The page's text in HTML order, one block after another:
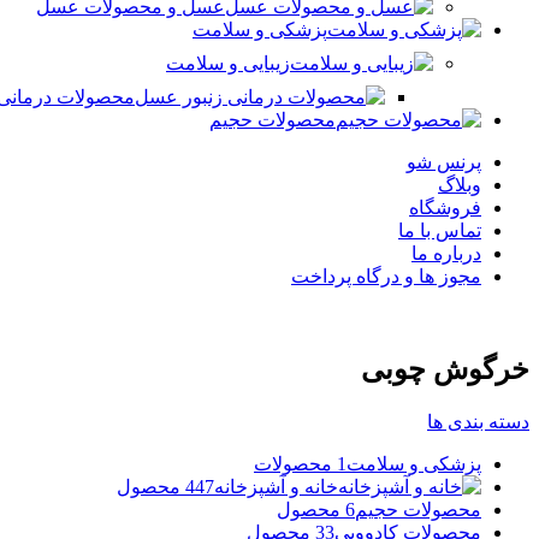
عسل و محصولات عسل
پزشکی و سلامت
زیبایی و سلامت
محصولات
محصولات حجیم
پرنس شو
وبلاگ
فروشگاه
تماس با ما
درباره ما
مجوز ها و درگاه پرداخت
خرگوش چوبی
دسته بندی ها
پزشکی و سلامت 1 محصولات
خانه و آشپزخانه447 محصول
محصولات حجیم6 محصول
محصولات کادوویی33 محصول